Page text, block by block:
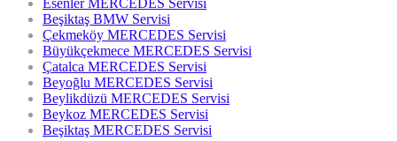
Beşiktaş BMW Servisi
Çekmeköy MERCEDES Servisi
Büyükçekmece MERCEDES Servisi
Çatalca MERCEDES Servisi
Beyoğlu MERCEDES Servisi
Beylikdüzü MERCEDES Servisi
Beykoz MERCEDES Servisi
Beşiktaş MERCEDES Servisi